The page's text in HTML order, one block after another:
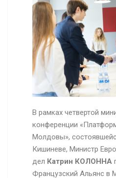
В рамках четвертой
конференции
Молдовы»,
Кишиневе, Министр
дел Катрин КОЛОННА
Французский Альянс в